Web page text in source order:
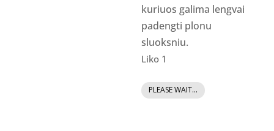
kuriuos galima lengvai
padengti plonu
sluoksniu.
Liko 1
produkto
PLEASE WAIT...